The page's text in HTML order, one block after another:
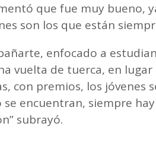
que fue muy bueno,
son los que están
enfocado a
vuelta de tuerca, en
con premios, los jóvenes
encuentran, siempre
subrayó.